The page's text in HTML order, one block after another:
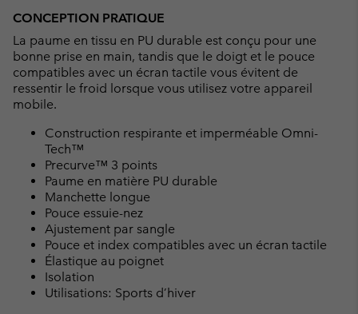
CONCEPTION PRATIQUE
La paume en tissu en PU durable est conçu pour une
bonne prise en main, tandis que le doigt et le pouce
compatibles avec un écran tactile vous évitent de
ressentir le froid lorsque vous utilisez votre appareil
mobile.
Construction respirante et imperméable Omni-
Tech™
Precurve™ 3 points
Paume en matière PU durable
Manchette longue
Pouce essuie-nez
Ajustement par sangle
Pouce et index compatibles avec un écran tactile
Élastique au poignet
Isolation
Utilisations: Sports d’hiver